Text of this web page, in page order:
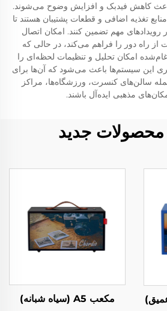
کاهش فیدبک و افزایش وضوح می‌شوند.
تغذیه اضافی و قطعات پشتیبان هستند تا
رویدادهای مهم تضمین کنند. امکان اتصال
از راه دور را فراهم می‌کند، در حالی که
امکان تحلیل و تنظیمات لحظه‌ای را
این سیستم‌ها باعث می‌شود که آن‌ها برای
سالن‌های کنسرت، ورزشگاه‌ها، مراکز
مذهبی ایده‌آل باشند.
جدید
مکعب A5 (سیاه شبانه)